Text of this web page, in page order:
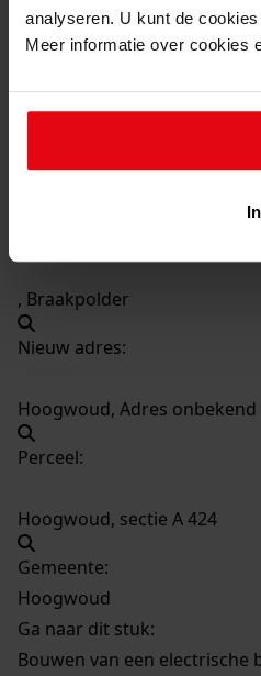
analyseren. U kunt de
Meer informatie over cookies
06-12-1950
Datering:
Beschrijving:
Bouwen van een electrische
Datum vergunning:
, Braakpolder
Nieuw adres:
Hoogwoud, Adres onbekend
Perceel:
Hoogwoud, sectie A 424
Gemeente:
Hoogwoud
Ga naar dit stuk:
Bouwen van een electrische